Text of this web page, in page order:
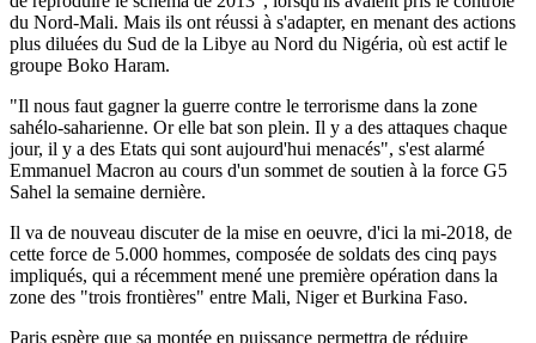
du Nord-Mali. Mais ils ont réussi à s'adapter, en menant des actions
plus diluées du Sud de la Libye au Nord du Nigéria, où est actif le
groupe Boko Haram.
"Il nous faut gagner la guerre contre le terrorisme dans la zone
sahélo-saharienne. Or elle bat son plein. Il y a des attaques chaque
jour, il y a des Etats qui sont aujourd'hui menacés", s'est alarmé
Emmanuel Macron au cours d'un sommet de soutien à la force G5
Sahel la semaine dernière.
Il va de nouveau discuter de la mise en oeuvre, d'ici la mi-2018, de
cette force de 5.000 hommes, composée de soldats des cinq pays
impliqués, qui a récemment mené une première opération dans la
zone des "trois frontières" entre Mali, Niger et Burkina Faso.
Paris espère que sa montée en puissance permettra de réduire